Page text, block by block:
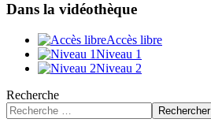
Dans la vidéothèque
Accès libre
Niveau 1
Niveau 2
Recherche
Rechercher